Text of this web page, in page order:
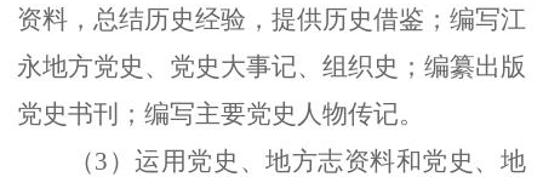
资料，总结历史经验，提供历史借鉴；编写江
永地方党史、党史大事记、组织史；编纂出版
党史书刊；编写主要党史人物传记。
（3）运用党史、地方志资料和党史、地